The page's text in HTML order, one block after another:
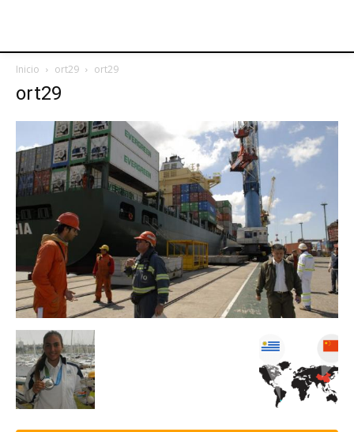
Inicio ort29 ort29
ort29